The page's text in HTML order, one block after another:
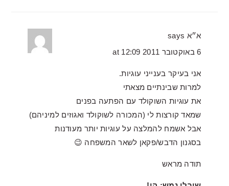
א״א says
6 באוקטובר 2011 at 12:09
אני בעיקר בענייני עוגיות.
למרות שבינתיים מצאתי
את עוגיות השוקולד עם הפתעה בפנים
שמאד קורצות לי (המכורה לשוקולד ואגוזים למיניהם)
אבל אשמח להמלצה על עוגיות יותר מעודנות
בסגנון הדבש/פקאן לשאר המשפחה 😉
תודה מראש